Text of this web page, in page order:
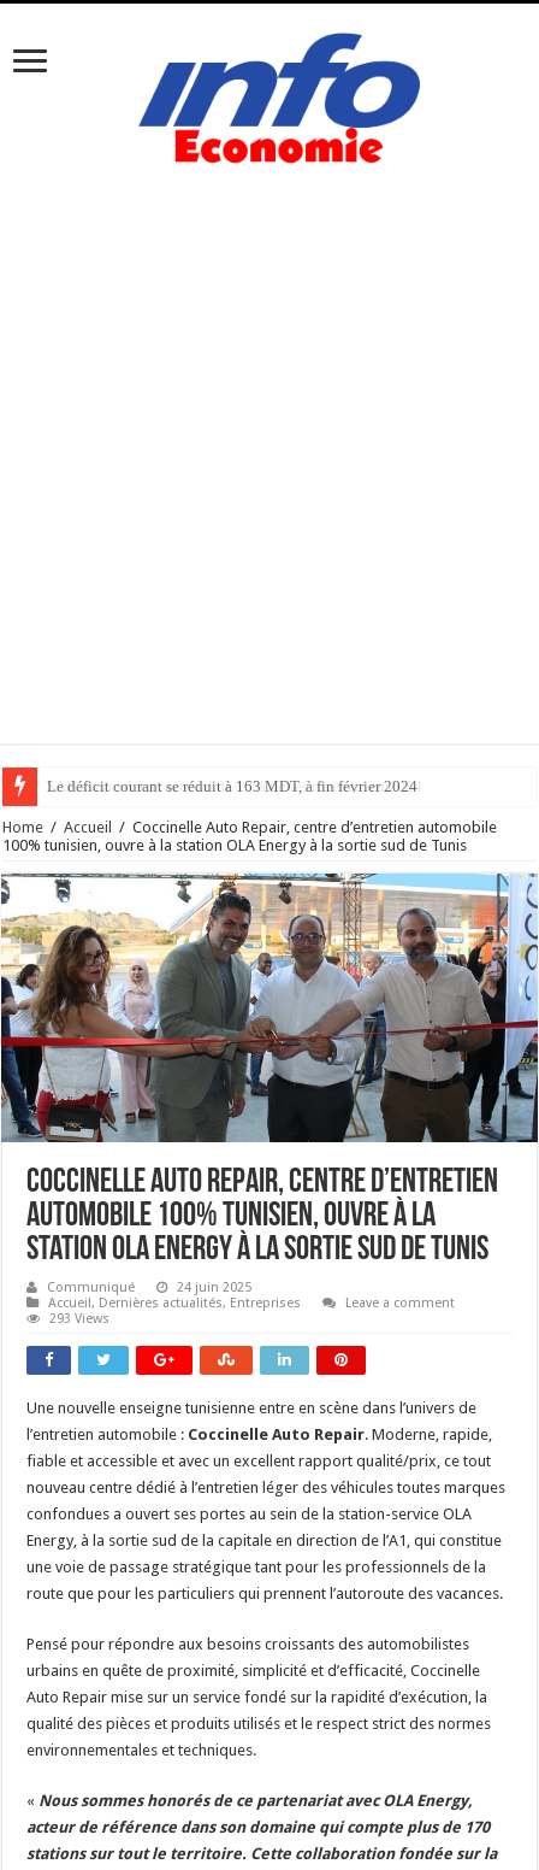
Le déficit courant se réduit à 163 MDT, à fin février 2024
Home / Accueil / Coccinelle Auto Repair, centre d’entretien automobile
100% tunisien, ouvre à la station OLA Energy à la sortie sud de Tunis
Coccinelle Auto Repair, centre d’entretien
automobile 100% tunisien, ouvre à la
station OLA Energy à la sortie sud de Tunis
Communiqué
24 juin 2025
Accueil, Dernières actualités, Entreprises
Leave a comment
293 Views
Une nouvelle enseigne tunisienne entre en scène dans l’univers de
l’entretien automobile : Coccinelle Auto Repair. Moderne, rapide,
fiable et accessible et avec un excellent rapport qualité/prix, ce tout
nouveau centre dédié à l’entretien léger des véhicules toutes marques
confondues a ouvert ses portes au sein de la station-service OLA
Energy, à la sortie sud de la capitale en direction de l’A1, qui constitue
une voie de passage stratégique tant pour les professionnels de la
route que pour les particuliers qui prennent l’autoroute des vacances.
Pensé pour répondre aux besoins croissants des automobilistes
urbains en quête de proximité, simplicité et d’efficacité, Coccinelle
Auto Repair mise sur un service fondé sur la rapidité d’exécution, la
qualité des pièces et produits utilisés et le respect strict des normes
environnementales et techniques.
« Nous sommes honorés de ce partenariat avec OLA Energy,
acteur de référence dans son domaine qui compte plus de 170
stations sur tout le territoire. Cette collaboration fondée sur la